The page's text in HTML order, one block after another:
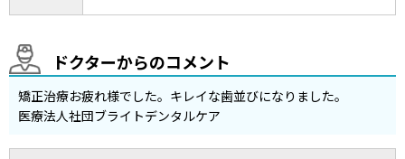
ドクターからのコメント
矯正治療お疲れ様でした。キレイな歯並びになりました。
医療法人社団ブライトデンタルケア